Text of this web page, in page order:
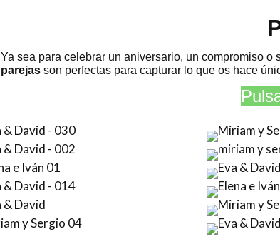
Ya sea para celebrar un aniversario, un compromiso o
parejas son perfectas para capturar lo que os hace